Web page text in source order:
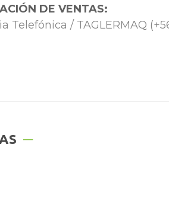
DE VENTAS:
Telefónica / TAGLERMAQ